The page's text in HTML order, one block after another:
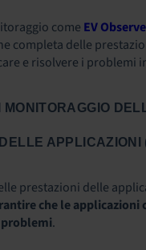
come EV
completa delle
e risolvere i problemi
MONITORAGGIO
APPLICAZIONI
prestazioni delle
che le applicazioni
.